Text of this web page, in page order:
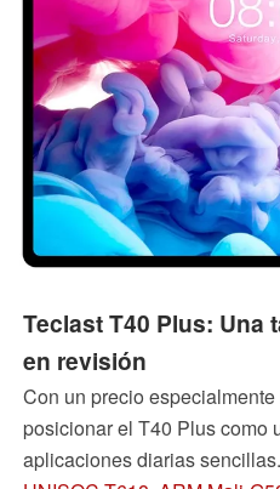
Teclast T40 Plus: Una
en revisión
Con un precio
posicionar el T40 Plus como
aplicaciones diarias